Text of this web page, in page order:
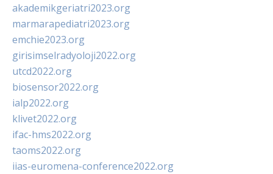
akademikgeriatri2023.org
marmarapediatri2023.org
emchie2023.org
girisimselradyoloji2022.org
utcd2022.org
biosensor2022.org
ialp2022.org
klivet2022.org
ifac-hms2022.org
taoms2022.org
iias-euromena-conference2022.org